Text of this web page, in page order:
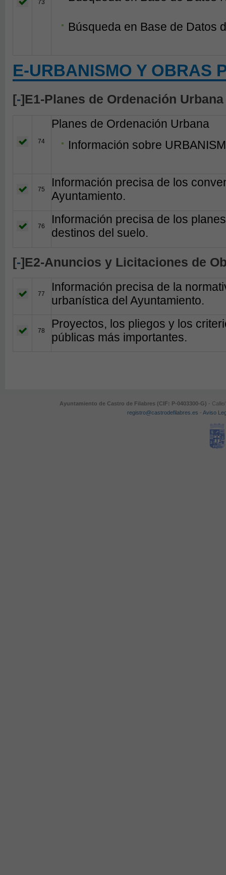
73
Búsqueda en Base de Datos
E-URBANISMO Y OBRAS
[-]E1-Planes de Ordenación
74
Planes de Ordenación Urbana
Información sobre
75
Información precisa de los
Ayuntamiento.
76
Información precisa de los
destinos del suelo.
[-]E2-Anuncios y Licitaciones de
77
Información precisa de la
urbanística del Ayuntamiento.
78
Proyectos, los pliegos y los
públicas más importantes.
Ayuntamiento de Castro de Filabres (CIF: P-0403300-G) -
registro@castrodefilabres.es - Aviso